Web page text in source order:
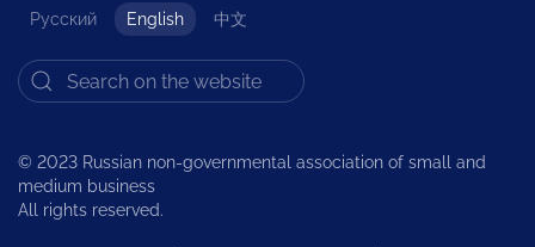
Русский English 中文
© 2023 Russian non-governmental association of small and
medium business
All rights reserved.